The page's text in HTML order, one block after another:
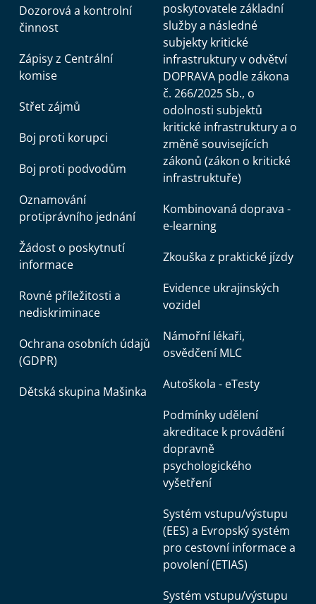
Dozorová a kontrolní
činnost
Zápisy z Centrální
komise
Střet zájmů
Boj proti korupci
Boj proti podvodům
Oznamování
protiprávního jednání
Žádost o poskytnutí
informace
Rovné příležitosti a
nediskriminace
Ochrana osobních údajů
(GDPR)
Dětská skupina Mašinka
poskytovatele základní
služby a následné
subjekty kritické
infrastruktury v odvětví
DOPRAVA podle zákona
č. 266/2025 Sb., o
odolnosti subjektů
kritické infrastruktury a o
změně souvisejících
zákonů (zákon o kritické
infrastruktuře)
Kombinovaná doprava -
e-learning
Zkouška z praktické jízdy
Evidence ukrajinských
vozidel
Námořní lékaři,
osvědčení MLC
Autoškola - eTesty
Podmínky udělení
akreditace k provádění
dopravně
psychologického
vyšetření
Systém vstupu/výstupu
(EES) a Evropský systém
pro cestovní informace a
povolení (ETIAS)
Systém vstupu/výstupu